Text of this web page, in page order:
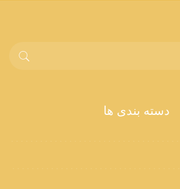
دسته بندی ها